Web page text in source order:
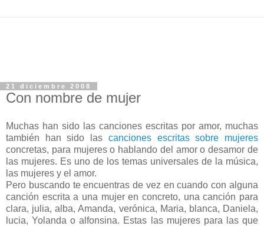
21 diciembre 2008
Con nombre de mujer
Muchas han sido las canciones escritas por amor, muchas
también han sido las canciones escritas sobre mujeres
concretas, para mujeres o hablando del amor o desamor de
las mujeres. Es uno de los temas universales de la música,
las mujeres y el amor.
Pero buscando te encuentras de vez en cuando con alguna
canción escrita a una mujer en concreto, una canción para
clara, julia, alba, Amanda, verónica, Maria, blanca, Daniela,
lucia, Yolanda o alfonsina. Estas las mujeres para las que